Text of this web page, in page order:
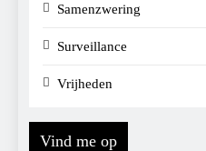
Samenzwering
Surveillance
Vrijheden
Vind me op